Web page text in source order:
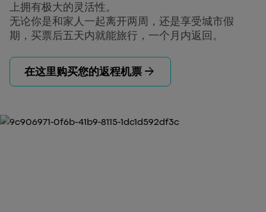
上拥有极大的灵活性。
无论你是和家人一起离开两周，还是享受城市假
期，买票后五天内就能旅行，一个月内返回。
在这里购买您的返程机票 arrow_forward